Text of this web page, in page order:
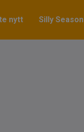
nytt Silly Season